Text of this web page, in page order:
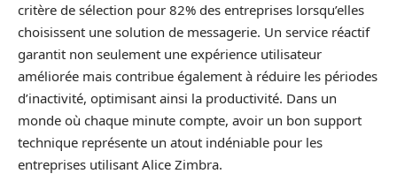
critère de sélection pour 82% des entreprises lorsqu’elles
choisissent une solution de messagerie. Un service réactif
garantit non seulement une expérience utilisateur
améliorée mais contribue également à réduire les périodes
d’inactivité, optimisant ainsi la productivité. Dans un
monde où chaque minute compte, avoir un bon support
technique représente un atout indéniable pour les
entreprises utilisant Alice Zimbra.